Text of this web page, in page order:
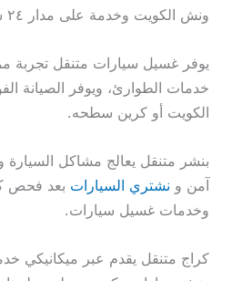
ونش الكويت وخدمة على مدار ٢٤ ساعة.
يوفر غسيل سيارات متنقل تجربة
خدمات الطوارئ، ويوفر الصيانة
الكويت أو كرين سطحه.
بنشر متنقل يعالج مشاكل السيارة
آمن و نشتري السيارات بعد فحص
وخدمات غسيل سيارات.
كراج متنقل يقدم عبر ميكانيكي